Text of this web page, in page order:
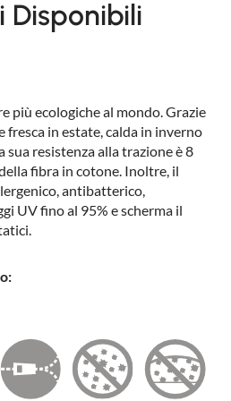
AZIENDA
CONTATTI
Disponibili
più ecologiche al mondo. Grazie
fresca in estate, calda in inverno
sua resistenza alla trazione è 8
fibra in cotone. Inoltre, il
antibatterico,
UV fino al 95% e scherma il